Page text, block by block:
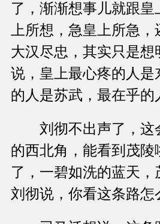
了，渐渐想事儿就跟皇
上所想，急皇上所急
大汉尽忠，其实只是想
说，皇上最心疼的人是
的人是苏武，最在乎的
刘彻不出声了，这
的西北角，能看到茂陵
了，一碧如洗的蓝天，
刘彻说，你看这条路怎